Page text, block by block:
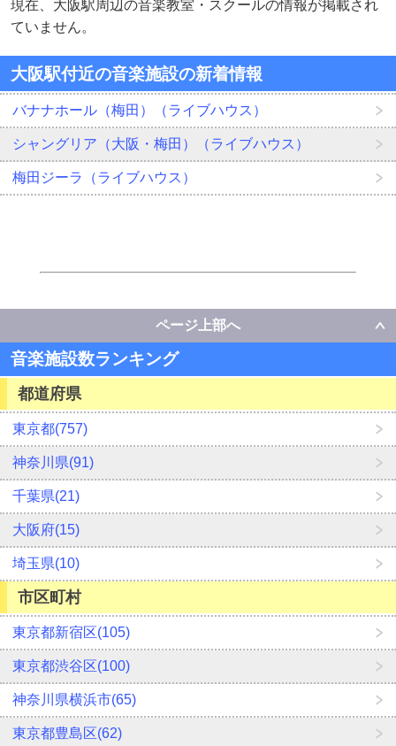
現在、大阪駅周辺の音楽教室・スクールの情報が掲載され
ていません。
大阪駅付近の音楽施設の新着情報
バナナホール（梅田）（ライブハウス）
シャングリア（大阪・梅田）（ライブハウス）
梅田ジーラ（ライブハウス）
ページ上部へ
音楽施設数ランキング
都道府県
東京都(757)
神奈川県(91)
千葉県(21)
大阪府(15)
埼玉県(10)
市区町村
東京都新宿区(105)
東京都渋谷区(100)
神奈川県横浜市(65)
東京都豊島区(62)